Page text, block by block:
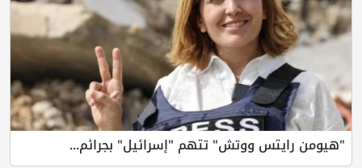
"هيومن رايتس ووتش" تتهم "إسرائيل" بجرائم...